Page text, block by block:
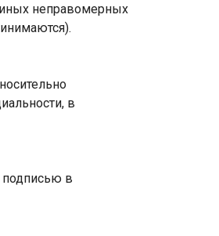
иных неправомерных
в
подписью в